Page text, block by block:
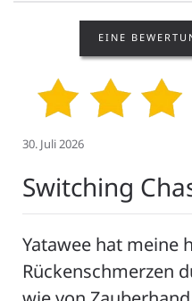
EINE
23. Juli 2026
Bo “Bagg” Kü
Ich war das erste
sofort wohl gefühlt.